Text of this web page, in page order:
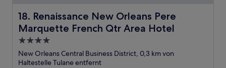
18. Renaissance New Orleans Pere
Marquette French Qtr Area Hotel
Renaissance New Orleans Pere Marquette French Qtr
4.0-
Sterne-
Unterkunft
New Orleans Central Business District, 0,3 km von
Haltestelle Tulane entfernt